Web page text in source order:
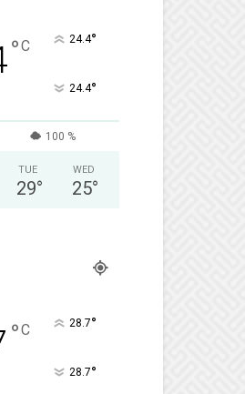
°C 24.4°
24.4°
100 %
TUE
29°
WED
25°
°C 28.7°
28.7°